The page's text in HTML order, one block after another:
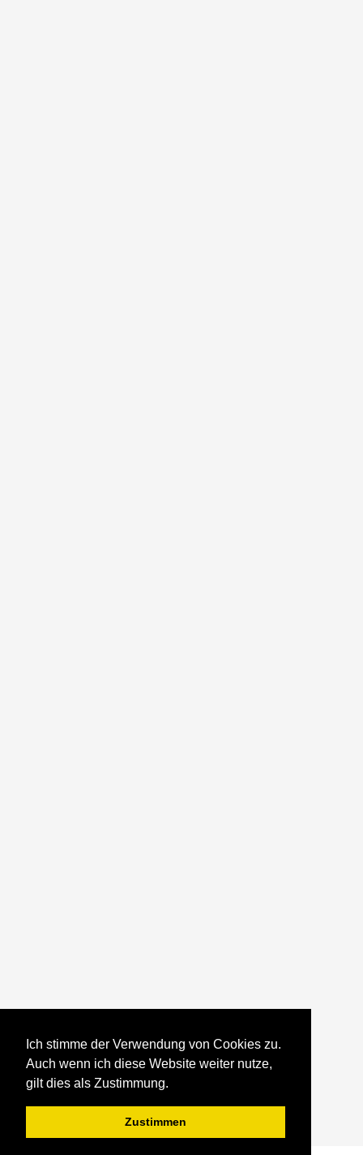
Ich stimme der Verwendung von Cookies zu.
Auch wenn ich diese Website weiter nutze,
gilt dies als Zustimmung.
Zustimmen